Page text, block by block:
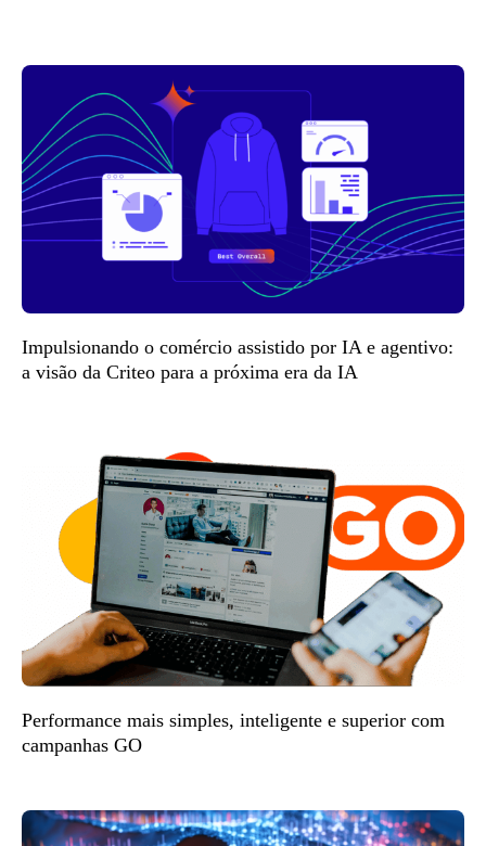
Impulsionando o comércio assistido por IA e agentivo:
a visão da Criteo para a próxima era da IA
Performance mais simples, inteligente e superior com
campanhas GO